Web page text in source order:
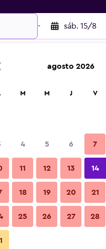
- sáb. 15/8
Oferta más barata de
Proveedor Total noche
$104
agosto 2026
M M J V
4 5 6 7
11 12 13 14
18 19 20 21
25 26 27 28